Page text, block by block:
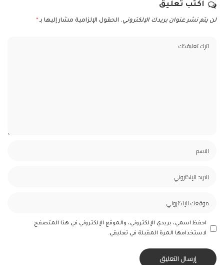
اكتب تعليق
لن يتم نشر عنوان بريدك الإلكتروني. الحقول الإلزامية مشار إليها بـ *
احفظ اسمي، بريدي الإلكتروني، والموقع الإلكتروني في هذا المتصفح
لاستخدامها المرة المقبلة في تعليقي.